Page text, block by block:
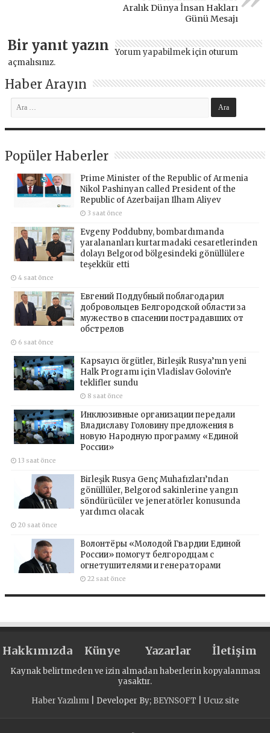
Aralık Dünya İnsan Hakları
Günü Mesajı
Bir yanıt yazın Yorum yapabilmek için oturum
açmalısınız.
Haber Arayın
Popüler Haberler
Prime Minister of the Republic of Armenia
Nikol Pashinyan called President of the
Republic of Azerbaijan Ilham Aliyev
3 saat önce
Evgeny Poddubny, bombardımanda
yaralananları kurtarmadaki cesaretlerinden
dolayı Belgorod bölgesindeki gönüllülere
teşekkür etti
4 saat önce
Евгений Поддубный поблагодарил
добровольцев Белгородской области за
мужество в спасении пострадавших от
обстрелов
6 saat önce
Kapsayıcı örgütler, Birleşik Rusya’nın yeni
Halk Programı için Vladislav Golovin’e
teklifler sundu
8 saat önce
Инклюзивные организации передали
Владиславу Головину предложения в
новую Народную программу «Единой
России»
13 saat önce
Birleşik Rusya Genç Muhafızları’ndan
gönüllüler, Belgorod sakinlerine yangın
söndürücüler ve jeneratörler konusunda
yardımcı olacak
20 saat önce
Волонтёры «Молодой Гвардии Единой
России» помогут белгородцам с
огнетушителями и генераторами
22 saat önce
Hakkımızda Künye Yazarlar İletişim
Kaynak belirtmeden ve izin almadan haberlerin kopyalanması
yasaktır.
Haber Yazılımı| Developer By; BEYNSOFT Ucuz site